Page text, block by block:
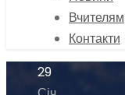
Вчителям
Контакти
29